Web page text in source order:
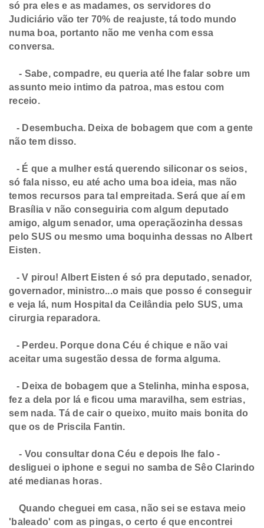
só pra eles e as madames, os servidores do
Judiciário vão ter 70% de reajuste, tá todo mundo
numa boa, portanto não me venha com essa
conversa.
- Sabe, compadre, eu queria até lhe falar sobre um
assunto meio intimo da patroa, mas estou com
receio.
- Desembucha. Deixa de bobagem que com a gente
não tem disso.
- É que a mulher está querendo siliconar os seios,
só fala nisso, eu até acho uma boa ideia, mas não
temos recursos para tal empreitada. Será que aí em
Brasília v não conseguiria com algum deputado
amigo, algum senador, uma operaçãozinha dessas
pelo SUS ou mesmo uma boquinha dessas no Albert
Eisten.
- V pirou! Albert Eisten é só pra deputado, senador,
governador, ministro...o mais que posso é conseguir
e veja lá, num Hospital da Ceilândia pelo SUS, uma
cirurgia reparadora.
- Perdeu. Porque dona Céu é chique e não vai
aceitar uma sugestão dessa de forma alguma.
- Deixa de bobagem que a Stelinha, minha esposa,
fez a dela por lá e ficou uma maravilha, sem estrias,
sem nada. Tá de cair o queixo, muito mais bonita do
que os de Priscila Fantin.
- Vou consultar dona Céu e depois lhe falo -
desliguei o iphone e segui no samba de Sêo Clarindo
até medianas horas.
Quando cheguei em casa, não sei se estava meio
'baleado' com as pingas, o certo é que encontrei